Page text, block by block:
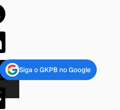
Siga o GKPB no Google